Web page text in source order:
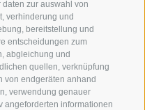
zur auswahl von
verhinderung und
bereitstellung und
entscheidungen zum
abgleichung und
quellen, verknüpfung
von endgeräten anhand
verwendung genauer
angeforderten informationen
- Südtirol